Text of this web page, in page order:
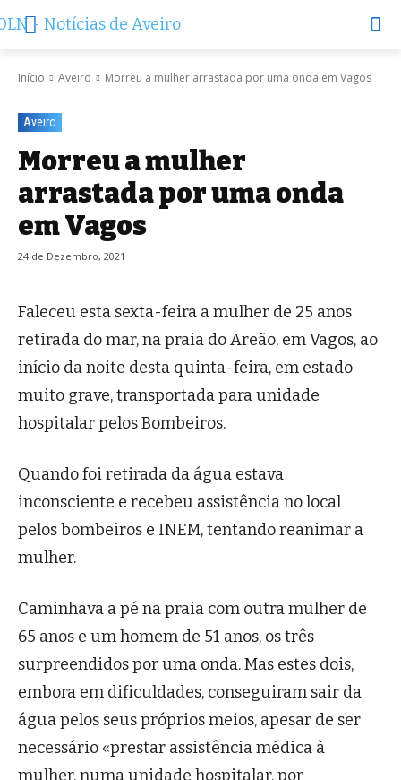
Início Aveiro Morreu a mulher arrastada por uma onda em Vagos
Aveiro
Morreu a mulher
arrastada por uma onda
em Vagos
24 de Dezembro, 2021
Faleceu esta sexta-feira a mulher de 25 anos
retirada do mar, na praia do Areão, em Vagos, ao
início da noite desta quinta-feira, em estado
muito grave, transportada para unidade
hospitalar pelos Bombeiros.
Quando foi retirada da água estava
inconsciente e recebeu assistência no local
pelos bombeiros e INEM, tentando reanimar a
mulher.
Caminhava a pé na praia com outra mulher de
65 anos e um homem de 51 anos, os três
surpreendidos por uma onda. Mas estes dois,
embora em dificuldades, conseguiram sair da
água pelos seus próprios meios, apesar de ser
necessário «prestar assistência médica à
mulher, numa unidade hospitalar, por